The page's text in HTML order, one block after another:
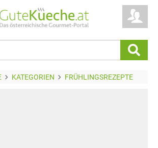
KATEGORIEN FRÜHLINGSREZEPTE